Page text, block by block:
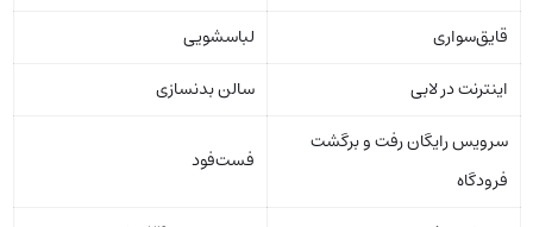
قایق‌سواری
لباسشویی
اینترنت در لابی
سالن بدنسازی
سرویس رایگان رفت‌ و برگشت
فرودگاه
فست‌فود